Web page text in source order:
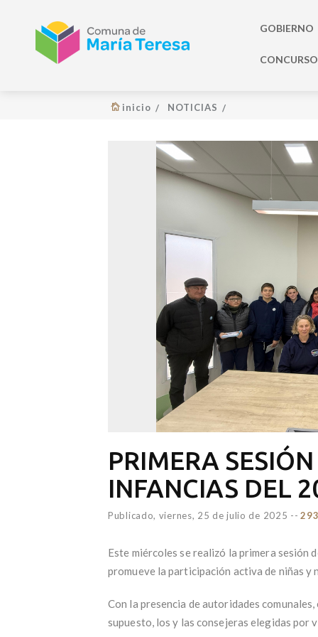
GOBIERNO
inicio NOTICIAS
PRIMERA
INFANCIAS DEL
Publicado, viernes, 25 de julio de 2025 --
Este miércoles se realizó la primera sesión
promueve la participación activa de niñas y
Con la presencia de autoridades
supuesto, los y las consejeras elegidas